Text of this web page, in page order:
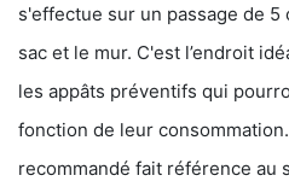
s'effectue sur un passage de
sac et le mur. C'est l’endroit
les appâts préventifs qui
fonction de leur
recommandé fait référence au